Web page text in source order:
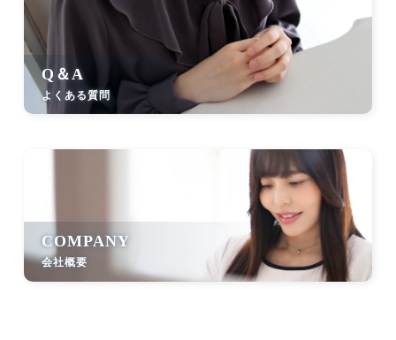
Q＆A
よくある質問
COMPANY
会社概要